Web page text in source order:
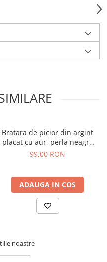
Bratara de picior din argint
placat cu aur, perla neagra
de cultura, 22-27 cm
99,00 RON
ADAUGA IN COS
noastre